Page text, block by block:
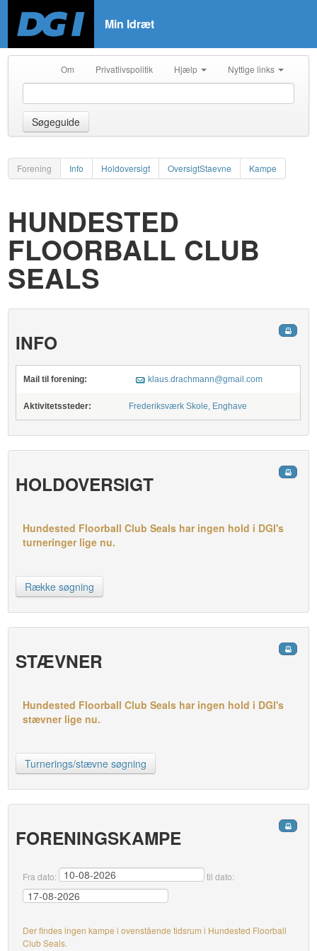
Min Idræt
Om Privatlivspolitik Hjælp Nyttige links
Søgeguide
Forening Info Holdoversigt OversigtStaevne Kampe
HUNDESTED
FLOORBALL CLUB
SEALS
INFO
Mail til forening: klaus.drachmann@gmail.com
Aktivitetssteder: Frederiksværk Skole, Enghave
HOLDOVERSIGT
Hundested Floorball Club Seals har ingen hold i DGI's
turneringer lige nu.
Række søgning
STÆVNER
Hundested Floorball Club Seals har ingen hold i DGI's
stævner lige nu.
Turnerings/stævne søgning
FORENINGSKAMPE
Fra dato: til dato:
Der findes ingen kampe i ovenstående tidsrum i Hundested Floorball
Club Seals.